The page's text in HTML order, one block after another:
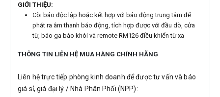
GIỚI THIỆU:
Còi báo độc lập hoặc kết hợp với báo động trung tâm để
phát ra âm thanh báo động, tích hợp được với đầu dò, cửa
từ, báo ga báo khói và remote RM126 điều khiển từ xa
THÔNG TIN LIÊN HỆ MUA HÀNG CHÍNH HÃNG
Liên hệ trực tiếp phòng kinh doanh để được tư vấn và báo
giá sỉ, giá đại lý / Nhà Phân Phối (NPP):